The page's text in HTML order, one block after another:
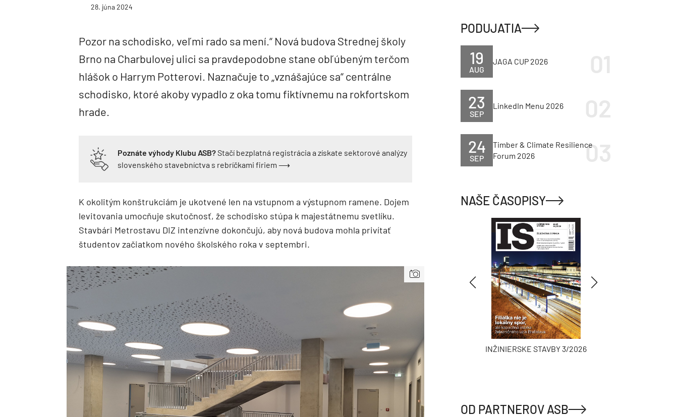
28. júna 2024
Pozor na schodisko, veľmi rado sa mení.“ Nová budova Strednej školy
Brno na Charbulovej ulici sa pravdepodobne stane obľúbeným terčom
hlášok o Harrym Potterovi. Naznačuje to „vznášajúce sa“ centrálne
schodisko, ktoré akoby vypadlo z oka tomu fiktívnemu na rokfortskom
hrade.
Poznáte výhody Klubu ASB?Stačí bezplatná registrácia a získate sektorové analýzy
slovenského stavebníctva s rebríčkami firiem ⟶
K okolitým konštrukciám je ukotvené len na vstupnom a výstupnom ramene. Dojem
levitovania umocňuje skutočnosť, že schodisko stúpa k majestátnemu svetlíku.
Stavbári Metrostavu DIZ intenzívne dokončujú, aby nová budova mohla privítať
študentov začiatkom nového školského roka v septembri.
PODUJATIA
AUG
19 JAGA CUP 2026
SEP
23 LinkedIn Menu 2026
SEP
24
Timber & Climate Resilience
Forum 2026
NAŠE ČASOPISY
TZB HAUSTECHNIK 3/2026 INŽINIERSKE STAVBY 3/2026
OD PARTNEROV ASB